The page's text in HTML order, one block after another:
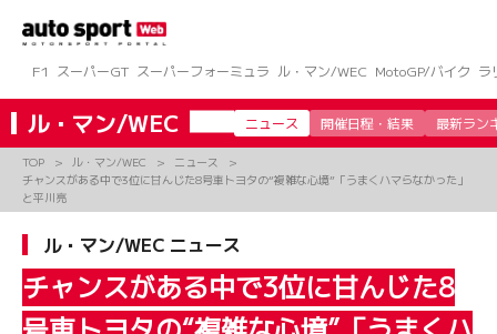
ツ
へ
ス
キ
F1 スーパーGT スーパーフォーミュラ ル・マン/WEC MotoGP/バイク ラ
ル・マン/WEC ニュース 開催日程・結果 最新ラン
TOP ル・マン/WEC
ニュース
チャンスがある中で3位に甘んじた8号車トヨタの“複雑な心境”「うまくハマらなかった」
と平川亮
ル・マン/WEC ニュース
チャンスがある中で3位に甘んじた8